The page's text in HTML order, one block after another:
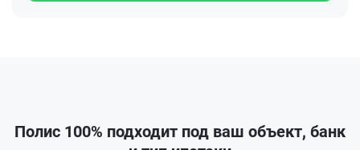
Полис 100% подходит под ваш объект, банк